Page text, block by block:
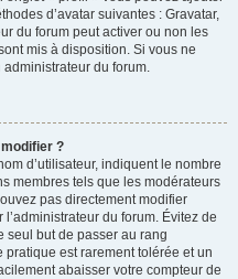
d’avatar suivantes : Gravatar,
du forum peut activer ou non les
mis à disposition. Si vous ne
du forum.
?
d’utilisateur, indiquent le nombre
membres tels que les modérateurs
pas directement modifier
du forum. Évitez de
seul but de passer au rang
pratique est rarement tolérée et un
abaisser votre compteur de